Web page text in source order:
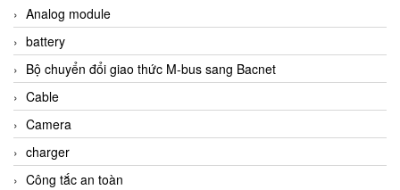
Analog module
battery
Bộ chuyển đổi giao thức M-bus sang Bacnet
Cable
Camera
charger
Công tắc an toàn